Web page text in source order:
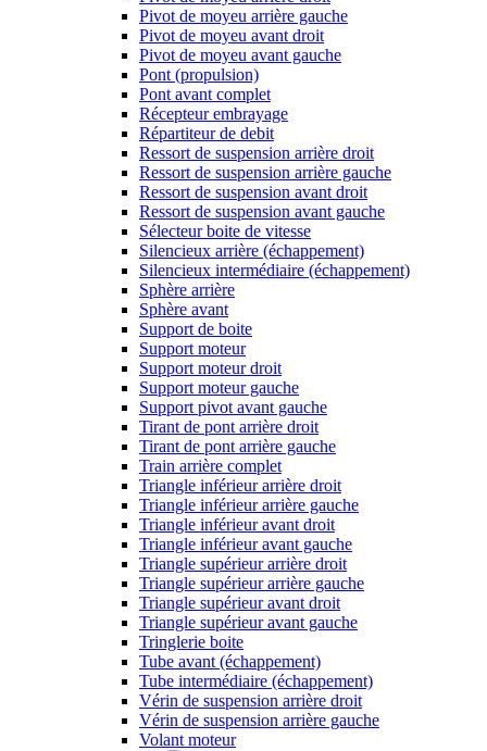
Pivot de moyeu arrière gauche
Pivot de moyeu avant droit
Pivot de moyeu avant gauche
Pont (propulsion)
Pont avant complet
Récepteur embrayage
Répartiteur de debit
Ressort de suspension arrière droit
Ressort de suspension arrière gauche
Ressort de suspension avant droit
Ressort de suspension avant gauche
Sélecteur boite de vitesse
Silencieux arrière (échappement)
Silencieux intermédiaire (échappement)
Sphère arrière
Sphère avant
Support de boite
Support moteur
Support moteur droit
Support moteur gauche
Support pivot avant gauche
Tirant de pont arrière droit
Tirant de pont arrière gauche
Train arrière complet
Triangle inférieur arrière droit
Triangle inférieur arrière gauche
Triangle inférieur avant droit
Triangle inférieur avant gauche
Triangle supérieur arrière droit
Triangle supérieur arrière gauche
Triangle supérieur avant droit
Triangle supérieur avant gauche
Tringlerie boite
Tube avant (échappement)
Tube intermédiaire (échappement)
Vérin de suspension arrière droit
Vérin de suspension arrière gauche
Volant moteur